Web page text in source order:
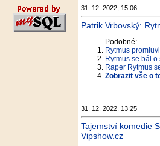
31. 12. 2022, 15:06
Patrik Vrbovský:
Podobné:
Rytmus
Rytmus se bál
Raper Rytmus
Zobrazit vše o
31. 12. 2022, 13:25
Tajemství komedie
Vipshow.cz